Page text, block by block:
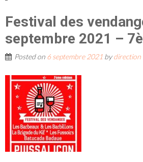
Festival des
septembre 2021 –
Posted on 6 septembre 2021 bydirection